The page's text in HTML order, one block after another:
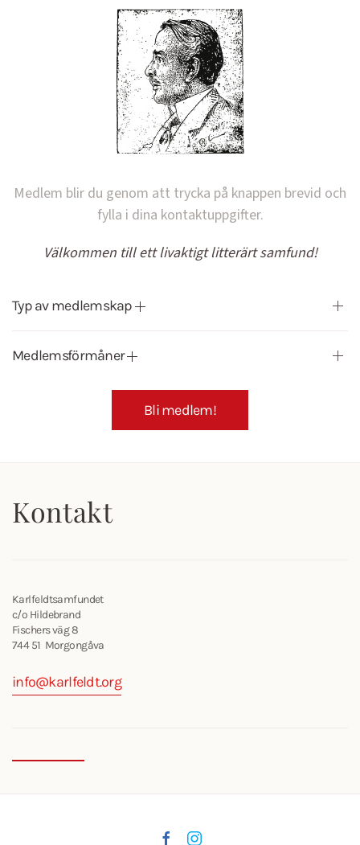
Medlem blir du genom att trycka på knappen brevid och
fylla i dina kontaktuppgifter.
Välkommen till ett livaktigt litterärt samfund!
Typ av medlemskap
Medlemsförmåner
Bli medlem!
Kontakt
Karlfeldtsamfundet
c/o Hildebrand
Fischers väg 8
744 51 Morgongåva
info@karlfeldt.org